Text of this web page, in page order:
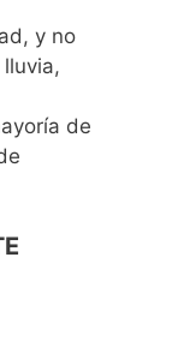
y no
de